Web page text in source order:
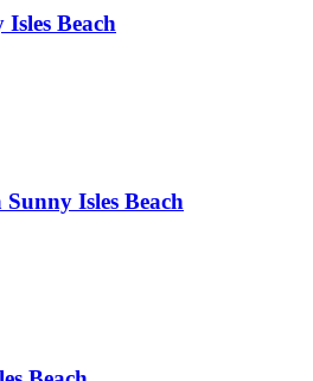
Isles Beach
Sunny Isles Beach